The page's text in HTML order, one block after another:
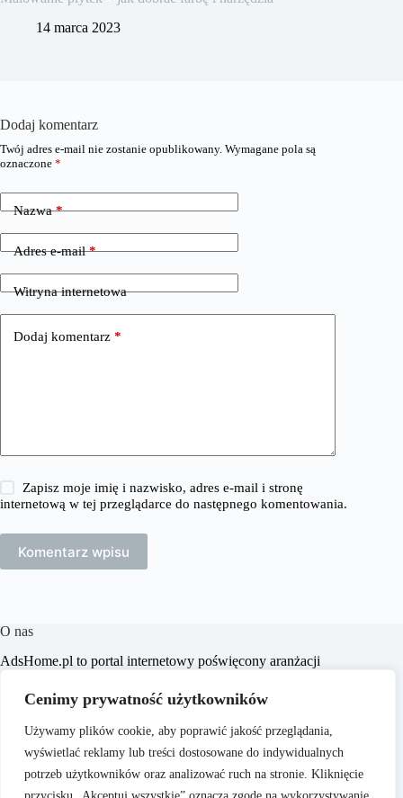
Cenimy prywatność użytkowników
Używamy plików cookie, aby poprawić jakość przeglądania,
wyświetlać reklamy lub treści dostosowane do indywidualnych
potrzeb użytkowników oraz analizować ruch na stronie. Kliknięcie
14 marca 2023
Dodaj komentarz
Twój adres e-mail nie zostanie opublikowany. Wymagane pola są
oznaczone *
Nazwa*
Adres e-mail*
Witryna internetowa
Dodaj komentarz *
Zapisz moje imię i nazwisko, adres e-mail i stronę
internetową w tej przeglądarce do następnego komentowania.
Komentarz wpisu
O nas
​AdsHome.pl to portal internetowy poświęcony aranżacji
celem jest dostarczanie praktycznych wskazówek i inspiracji,
które pomogą czytelnikom w tworzeniu komfortowych i
stylowych przestrzeni życiowych.